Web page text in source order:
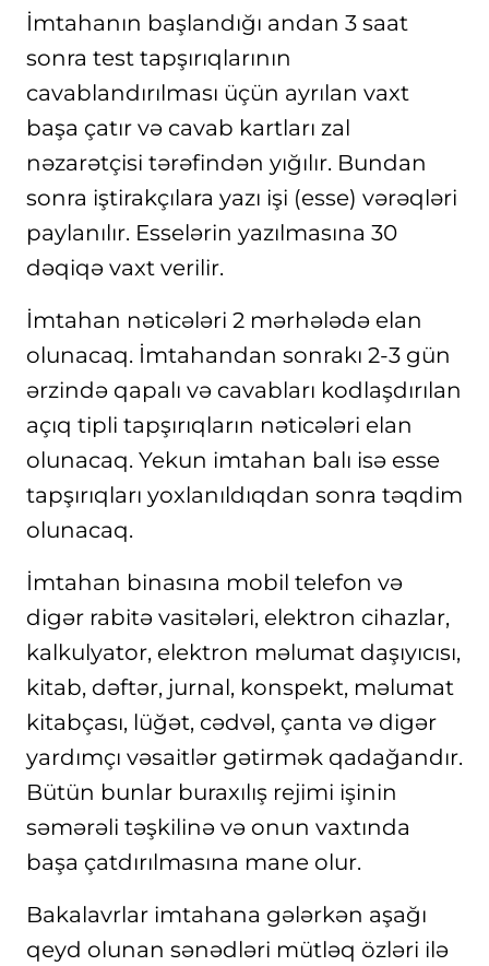
İmtahanın başlandığı andan 3 saat
sonra test tapşırıqlarının
cavablandırılması üçün ayrılan vaxt
başa çatır və cavab kartları zal
nәzarәtçisi tәrәfindәn yığılır. Bundan
sonra iştirakçılara yazı işi (esse) vәrәqlәri
paylanılır. Esselərin yazılmasına 30
dəqiqə vaxt verilir.
İmtahan nəticələri 2 mərhələdə elan
olunacaq. İmtahandan sonrakı 2-3 gün
ərzində qapalı və cavabları kodlaşdırılan
açıq tipli tapşırıqların nəticələri elan
olunacaq. Yekun imtahan balı isə esse
tapşırıqları yoxlanıldıqdan sonra təqdim
olunacaq.
İmtahan binasına mobil telefon və
digər rabitə vasitələri, elektron cihazlar,
kalkulyator, elektron məlumat daşıyıcısı,
kitab, dəftər, jurnal, konspekt, məlumat
kitabçası, lüğət, cədvəl, çanta və digər
yardımçı vəsaitlər gətirmək qadağandır.
Bütün bunlar buraxılış rejimi işinin
səmərəli təşkilinə və onun vaxtında
başa çatdırılmasına mane olur.
Bakalavrlar imtahana gələrkən aşağı
qeyd olunan sənədləri mütləq özləri ilə